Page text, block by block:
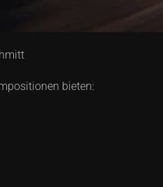
bieten: